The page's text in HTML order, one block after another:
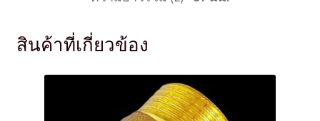
สินค้าที่เกี่ยวข้อง